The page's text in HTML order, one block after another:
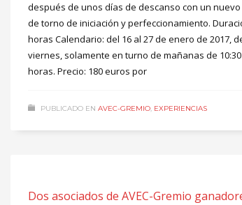
después de unos días de descanso con un
de torno de iniciación y perfeccionamiento.
horas Calendario: del 16 al 27 de enero de 2017,
viernes, solamente en turno de mañanas de 10:30
horas. Precio: 180 euros por
PUBLICADO EN AVEC-GREMIO, EXPERIENCIAS
Dos asociados de AVEC-Gremio